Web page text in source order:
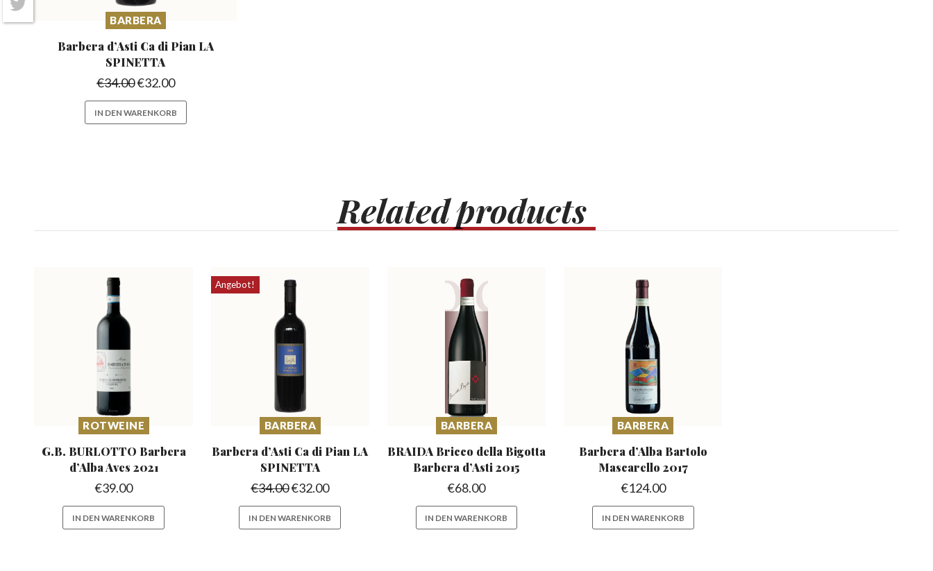
BARBERA
Barbera d’Asti Ca di Pian LA
SPINETTA
€34.00€32.00
IN DEN WARENKORB
Relatedproducts
ROTWEINE
G.B. BURLOTTO Barbera
d’AlbaAves 2021
€39.00
IN DEN WARENKORB
Angebot!
BARBERA
Barbera d’Asti Ca di Pian LA
SPINETTA
€34.00€32.00
IN DEN WARENKORB
BARBERA
BRAIDA Bricco della Bigotta
Barbera d’Asti 2015
€68.00
IN DEN WARENKORB
BARBERA
Barbera d’Alba Bartolo
Mascarello 2017
€124.00
IN DEN WARENKORB
Twitter